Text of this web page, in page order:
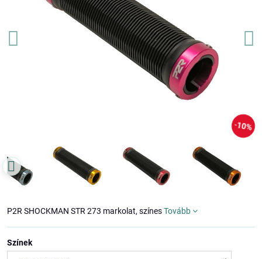
10%
P2R SHOCKMAN STR 273 markolat, színesTovább
Színek